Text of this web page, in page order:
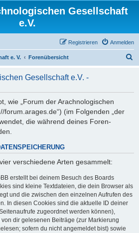
Gesellschaft
e.V.
Anmelden
Registrieren
e. V. Forenübersicht
h
Gesellschaft e.V. -
wie „Forum der Arachnologischen
forum.arages.de“) (im Folgenden „der
die während deines Foren-
verschiedene Arten gesammelt:
erstellt bei deinem Besuch des Boards
sind kleine Textdateien, die dein Browser als
und die zwischen den einzelnen Aufrufen des
In diesen Cookies sind die aktuelle ID deiner
zugeordnet werden können),
von dir gelesenen Beiträge (zur Markierung
sofern du nicht angemeldet bist) sowie